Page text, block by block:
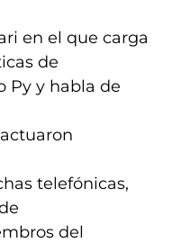
en el que carga
de
Py y habla de
telefónicas,
del